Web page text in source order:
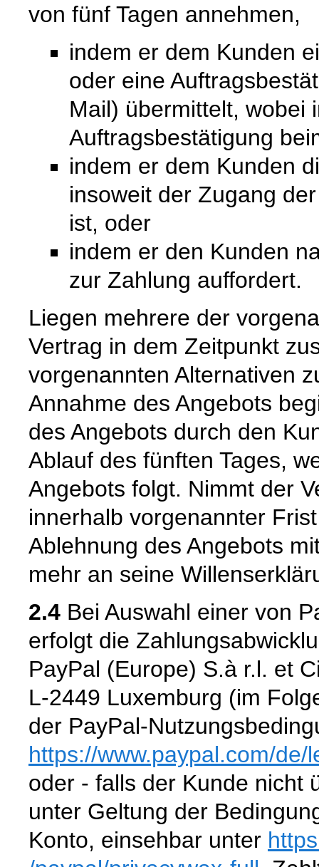
von fünf Tagen annehmen,
indem er dem Kunden
oder eine
Mail) übermittelt, wobei
Auftragsbestätigung
indem er dem Kunden
insoweit der Zugang
ist, oder
indem er den Kunden
zur Zahlung auffordert.
Liegen mehrere der
Vertrag in dem Zeitpunkt
vorgenannten Alternativen
Annahme des Angebots
des Angebots durch den
Ablauf des fünften Tages,
Angebots folgt. Nimmt der
innerhalb vorgenannter
Ablehnung des Angebots
mehr an seine
2.4 Bei Auswahl einer von
erfolgt die
PayPal (Europe) S.à r.l. et
L-2449 Luxemburg (im
der PayPal-
https://www.paypal.com/de/
oder - falls der Kunde nicht
unter Geltung der
Konto, einsehbar unter